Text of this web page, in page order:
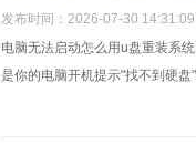
发布时间：2026-07-30 14:31:09
电脑无法启动怎么用u盘重装系
是你的电脑开机提示"找不到硬